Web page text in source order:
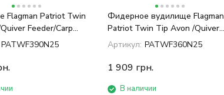
Flagman Patriot Twin
Feeder/Carp
150г
PATWF390N25
Фидерное вудилище Flagman
Patriot Twin Tip Avon /Quiver
Feeder /Carp 3.6м 3.25Lb /130г
Артикул: PATWF360N25
1 909 грн.
В наличии